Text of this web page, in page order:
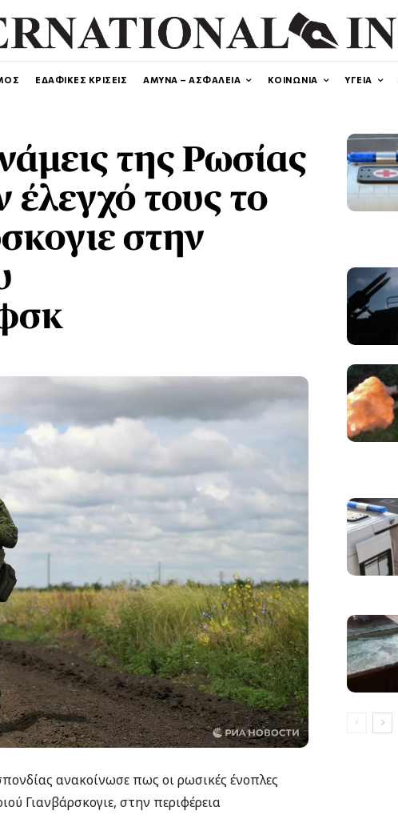
ΕΔΑΦΙΚΕΣ ΚΡΙΣΕΙΣ ΑΜΥΝΑ – ΑΣΦΑΛΕΙΑ ΚΟΙΝΩΝΙΑ ΥΓΕΙΑ
της Ρωσίας
έλεγχό τους το
στην
ανακοίνωσε πως οι ρωσικές ένοπλες
Γιανβάρσκογιε, στην περιφέρεια